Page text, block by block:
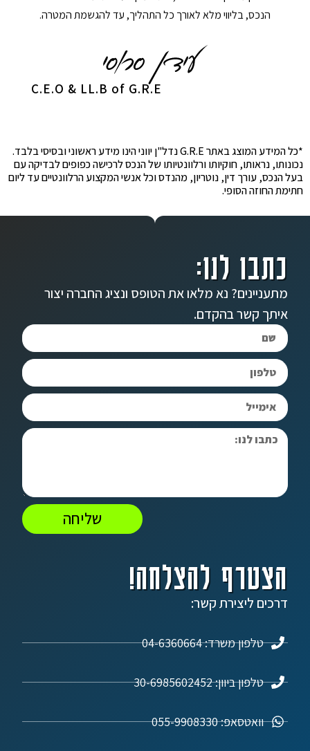
הנכס, בליווי מלא לאורך כל התהליך, עד להגשמת המטרה.
C.E.O & LL.B of G.R.E
*כל המידע המוצג באתר G.R.E נדל"ן יווני הינו מידע ראשוני ובסיסי בלבד.
נכונותו, נראותו, חוקיותו ורלוונטיותו של הנכס לרכישה כפופים לבדיקה עם
בעל הנכס, עורך דין, נוטריון, מהנדס וכל אנשי המקצוע הרלוונטיים עד ליום
חתימת החוזה הסופי.
הצטרף להצלחה!
דרכים ליצירת קשר:
טלפון משרד: 04-6360664
טלפון ביוון: 30-6985602452
וואטסאפ: 055-9908330
כתבו לנו:
מתעניינים? נא מלאו את הטופס ונציג החברה יצור
איתך קשר בהקדם.
שליחה